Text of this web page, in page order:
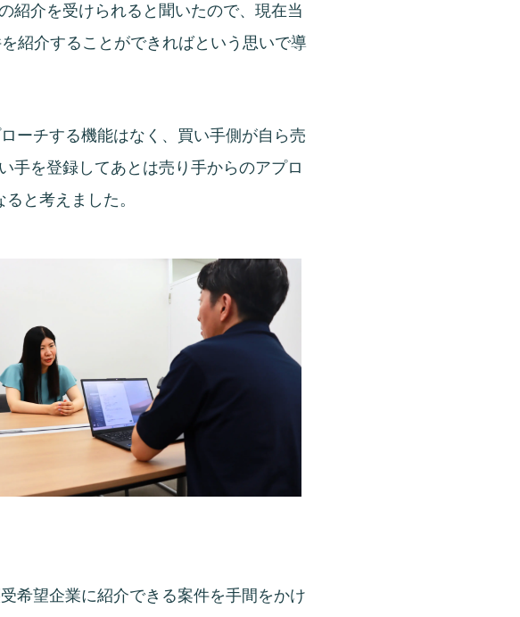
紹介を受けられると聞いたので、現在当
紹介することができればという思いで導
ーチする機能はなく、買い手側が自ら売
手を登録してあとは売り手からのアプロ
と考えました。
希望企業に紹介できる案件を手間をかけ